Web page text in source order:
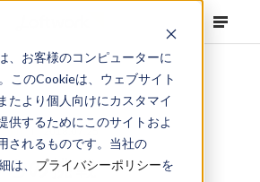
、お客様のコンピューターに
このCookieは、ウェブサイト
たより個人向けにカスタマイ
供するためにこのサイトおよ
されるものです。当社の
は、 プライバシーポリシーを
2018.07.25
らの挑戦